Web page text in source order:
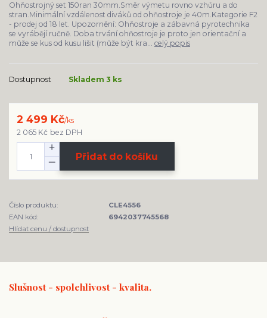
Ohňostrojný set 150ran 30mm.Směr výmetu rovno vzhůru a do
stran.Minimální vzdálenost diváků od ohňostroje je 40m.Kategorie F2
- prodej od 18 let. Upozornění: Ohňostroje a zábavná pyrotechnika
se vyrábějí ručně. Doba trvání ohňostroje je proto jen orientační a
může se kus od kusu lišit (může být kra... celý popis
Dostupnost Skladem 3 ks
2 499 Kč/ks
2 065 Kč bez DPH
Přidat do košíku
Číslo produktu:
CLE4556
EAN kód:
6942037745568
Hlídat cenu / dostupnost
Slušnost - spolehlivost - kvalita.